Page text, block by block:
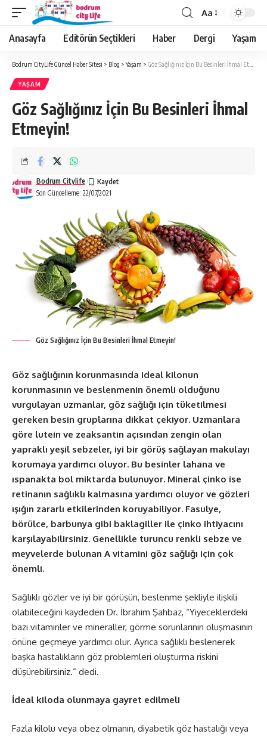
Aa
Anasayfa Editörün Seçtikleri Haber Dergi Yaşam
Bodrum CityLife Güncel Haber Sitesi > Blog >Yaşam > Göz Sağlığınız İçin Bu Besinleri İhmal Etmeyin!
YAŞAM
Göz Sağlığınız İçin Bu Besinleri İhmal
Etmeyin!
Son Güncelleme: 22/07/2021
Bodrum Citylife
Göz Sağlığınız İçin Bu Besinleri İhmal Etmeyin!
Göz sağlığının korunmasında ideal kilonun
korunmasının ve beslenmenin önemli olduğunu
vurgulayan uzmanlar, göz sağlığı için tüketilmesi
gereken besin gruplarına dikkat çekiyor. Uzmanlara
göre lutein ve zeaksantin açısından zengin olan
yapraklı yeşil sebzeler, iyi bir görüş sağlayan makulayı
korumaya yardımcı oluyor. Bu besinler lahana ve
ıspanakta bol miktarda bulunuyor. Mineral çinko ise
retinanın sağlıklı kalmasına yardımcı oluyor ve gözleri
ışığın zararlı etkilerinden koruyabiliyor. Fasulye,
börülce, barbunya gibi baklagiller ile çinko ihtiyacını
karşılayabilirsiniz. Genellikle turuncu renkli sebze ve
meyvelerde bulunan A vitamini göz sağlığı için çok
önemli.
Sağlıklı gözler ve iyi bir görüşün, beslenme şekliyle ilişkili
olabileceğini kaydeden Dr. İbrahim Şahbaz, “Yiyeceklerdeki
bazı vitaminler ve mineraller, görme sorunlarının oluşmasının
önüne geçmeye yardımcı olur. Ayrıca sağlıklı beslenerek
başka hastalıkların göz problemleri oluşturma riskini
düşürebilirsiniz.” dedi.
İdeal kiloda olunmaya gayret edilmeli
Fazla kilolu veya obez olmanın, diyabetik göz hastalığı veya